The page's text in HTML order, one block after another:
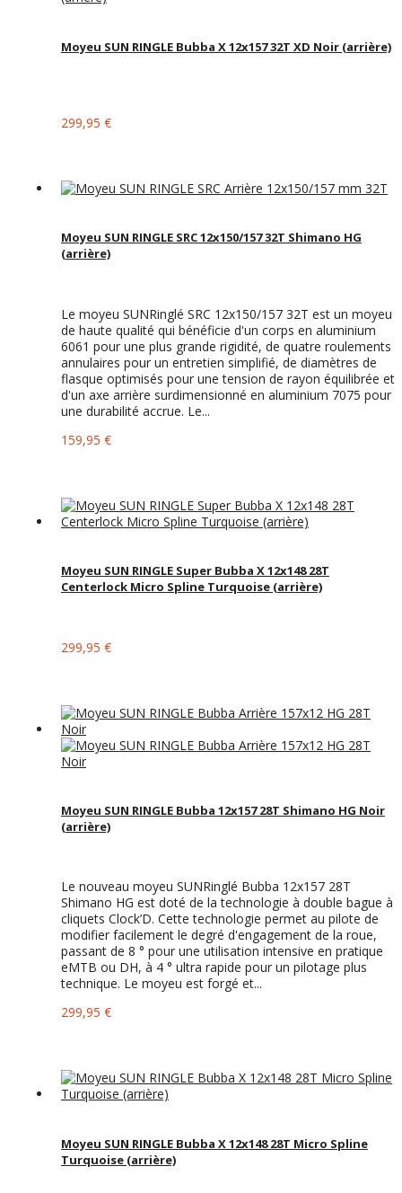
Moyeu SUN RINGLE Bubba X 12x157 32T XD Noir (arrière)
299,95 €
Moyeu SUN RINGLE SRC 12x150/157 32T Shimano HG
(arrière)
Le moyeu SUNRinglé SRC 12x150/157 32T est un moyeu
de haute qualité qui bénéficie d'un corps en aluminium
6061 pour une plus grande rigidité, de quatre roulements
annulaires pour un entretien simplifié, de diamètres de
flasque optimisés pour une tension de rayon équilibrée et
d'un axe arrière surdimensionné en aluminium 7075 pour
une durabilité accrue. Le...
159,95 €
Moyeu SUN RINGLE Super Bubba X 12x148 28T
Centerlock Micro Spline Turquoise (arrière)
299,95 €
Moyeu SUN RINGLE Bubba 12x157 28T Shimano HG Noir
(arrière)
Le nouveau moyeu SUNRinglé Bubba 12x157 28T
Shimano HG est doté de la technologie à double bague à
cliquets Clock’D. Cette technologie permet au pilote de
modifier facilement le degré d'engagement de la roue,
passant de 8 ° pour une utilisation intensive en pratique
eMTB ou DH, à 4 ° ultra rapide pour un pilotage plus
technique. Le moyeu est forgé et...
299,95 €
Moyeu SUN RINGLE Bubba X 12x148 28T Micro Spline
Turquoise (arrière)